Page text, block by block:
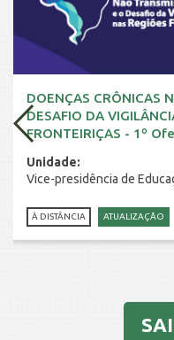
INSCRIÇÃO E SELEÇÃO
CONTATO
DOENÇAS CRÔNICAS
DESAFIO DA
FRONTEIRIÇAS - 1º
Unidade:
Vice-presidência de
À DISTÂNCIA ATUALIZAÇÃO